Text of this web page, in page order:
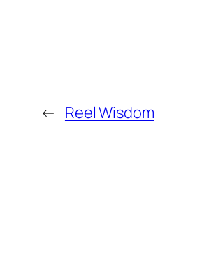
← Reel Wisdom